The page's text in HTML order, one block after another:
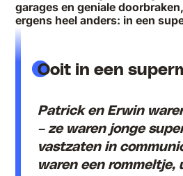
garages en geniale
ergens heel anders: in een
Ooit in een
Patrick en Erwin
– ze waren jonge
vastzaten in
waren een rommeltje,